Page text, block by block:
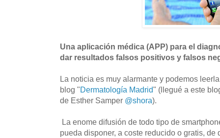
Una aplicación médica (APP) para el
dar resultados falsos positivos y falsos
La noticia es muy alarmante y podemos
blog "Dermatología Madrid" (llegué a este
de Esther Samper @shora).
La enome difusión de todo tipo de
pueda disponer, a coste reducido o gratis, de